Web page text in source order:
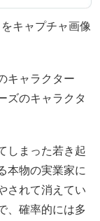
キャプチャ画像
キャラクター
ズのキャラクタ
しまった若き起
本物の実業家に
されて消えてい
、確率的には多